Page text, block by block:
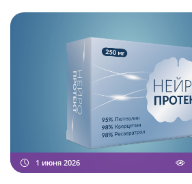
1 июня 2026